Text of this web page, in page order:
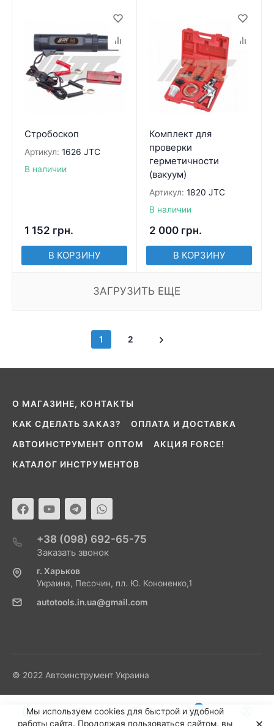
Стробоскоп
Артикул: 1626 JTC
В наличии
1 152 грн.
В КОРЗИНУ
Комплект для
проверки
герметичности
(вакуум)
Артикул: 1820 JTC
В наличии
2 000 грн.
В КОРЗИНУ
ЗАГРУЗИТЬ ЕЩЕ
1 2
О МАГАЗИНЕ, КОНТАКТЫ
КАК СДЕЛАТЬ ЗАКАЗ? ОПЛАТА И ДОСТАВКА
АВТОИНСТРУМЕНТ ОПТОМ АКЦИЯ FORCE!
КАТАЛОГ ИНСТРУМЕНТОВ
+38 (098) 692-65-75
Заказать звонок
г. Харьков
Украина, Песочин, пл. Ю. Кононенко,1
autotools.in.ua@gmail.com
© 2022 Автоинструмент Украина
Мы используем cookies для быстрой и удобной
работы сайта. Продолжая пользоваться сайтом, вы
0